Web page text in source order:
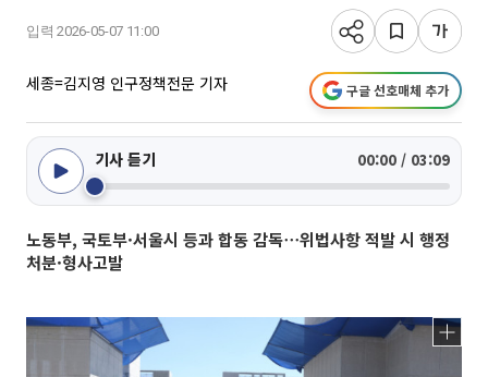
입력 2026-05-07 11:00
세종=김지영 인구정책전문 기자 구글 선호매체 추가
기사 듣기 00:00 / 03:09
노동부, 국토부·서울시 등과 합동 감독⋯위법사항 적발 시 행정
처분·형사고발